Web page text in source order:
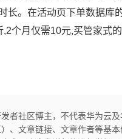
长。在活动页下单数据库
,2个月仅需10元,买管家
发者社区博主，不代表华为云
、文章链接、文章作者等基